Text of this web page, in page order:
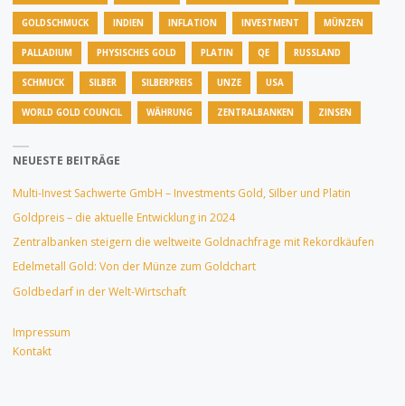
GOLDSCHMUCK INDIEN INFLATION INVESTMENT MÜNZEN
PALLADIUM PHYSISCHES GOLD PLATIN QE RUSSLAND
SCHMUCK SILBER SILBERPREIS UNZE USA
WORLD GOLD COUNCIL WÄHRUNG ZENTRALBANKEN ZINSEN
NEUESTE BEITRÄGE
Multi-Invest Sachwerte GmbH – Investments Gold, Silber und Platin
Goldpreis – die aktuelle Entwicklung in 2024
Zentralbanken steigern die weltweite Goldnachfrage mit Rekordkäufen
Edelmetall Gold: Von der Münze zum Goldchart
Goldbedarf in der Welt-Wirtschaft
Impressum
Kontakt